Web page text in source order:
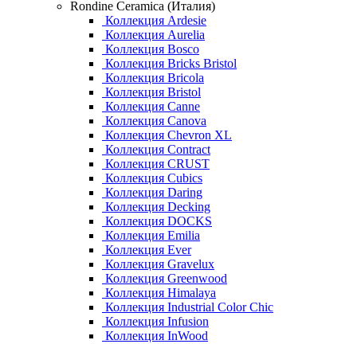
Rondine Ceramica (Италия)
Коллекция Ardesie
Коллекция Aurelia
Коллекция Bosco
Коллекция Bricks Bristol
Коллекция Bricola
Коллекция Bristol
Коллекция Canne
Коллекция Canova
Коллекция Chevron XL
Коллекция Contract
Коллекция CRUST
Коллекция Cubics
Коллекция Daring
Коллекция Decking
Коллекция DOCKS
Коллекция Emilia
Коллекция Ever
Коллекция Gravelux
Коллекция Greenwood
Коллекция Himalaya
Коллекция Industrial Color Chic
Коллекция Infusion
Коллекция InWood